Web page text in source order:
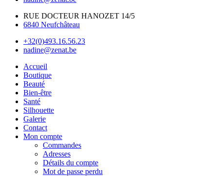
RUE DOCTEUR HANOZET 14/5
6840 Neufchâteau
+32(0)493.16.56.23
nadine@zenat.be
Accueil
Boutique
Beauté
Bien-être
Santé
Silhouette
Galerie
Contact
Mon compte
Commandes
Adresses
Détails du compte
Mot de passe perdu